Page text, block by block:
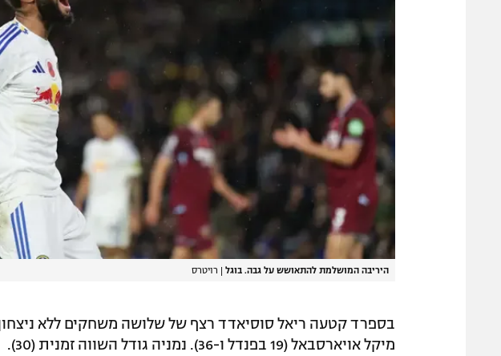
היריבה המושלמת להתאושש על גבה. בוגל | רויטרס
מיקל אויארסבאל (19 בפנדל ו-36). נמניה גודל השווה זמנית (30).